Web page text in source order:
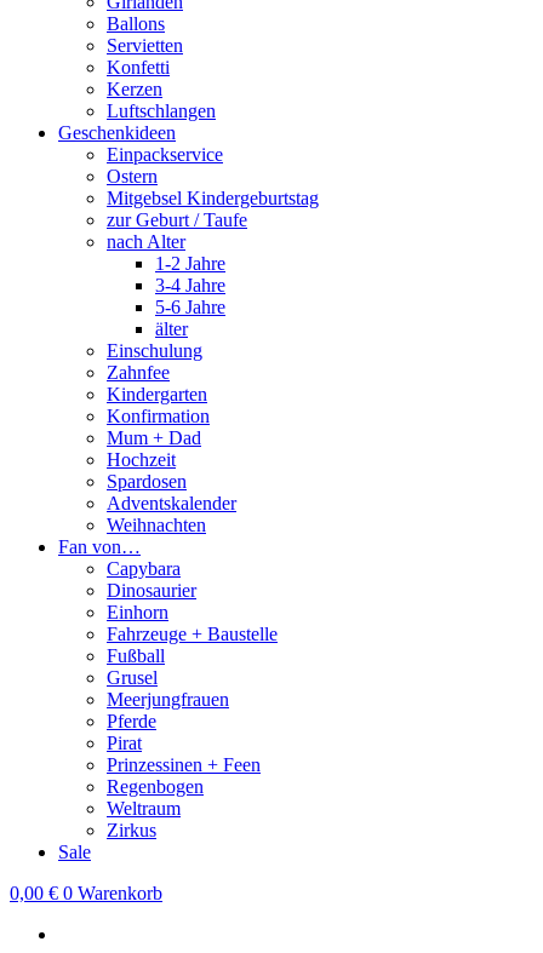
Ballons
Servietten
Konfetti
Kerzen
Luftschlangen
Geschenkideen
Einpackservice
Ostern
Mitgebsel Kindergeburtstag
zur Geburt / Taufe
nach Alter
1-2 Jahre
3-4 Jahre
5-6 Jahre
älter
Einschulung
Zahnfee
Kindergarten
Konfirmation
Mum + Dad
Hochzeit
Spardosen
Adventskalender
Weihnachten
Fan von…
Capybara
Dinosaurier
Einhorn
Fahrzeuge + Baustelle
Fußball
Grusel
Meerjungfrauen
Pferde
Pirat
Prinzessinen + Feen
Regenbogen
Weltraum
Zirkus
Sale
0,00 € 0 Warenkorb